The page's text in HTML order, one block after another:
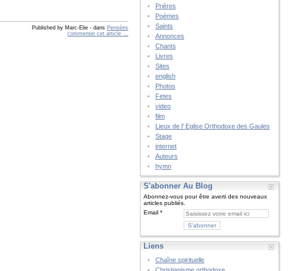
Published by Marc-Elie - dans Pensées
commenter cet article
Prières
Poèmes
Saints
Annonces
Chants
Livres
Sites
english
Photos
Fetes
video
film
Lieux de l' Eglise Orthodoxe des Gaules
Stage
internet
Auteurs
hymn
S'abonner Au Blog
Abonnez-vous pour être averti des nouveaux
articles publiés.
Email
Liens
Chaîne spirituelle